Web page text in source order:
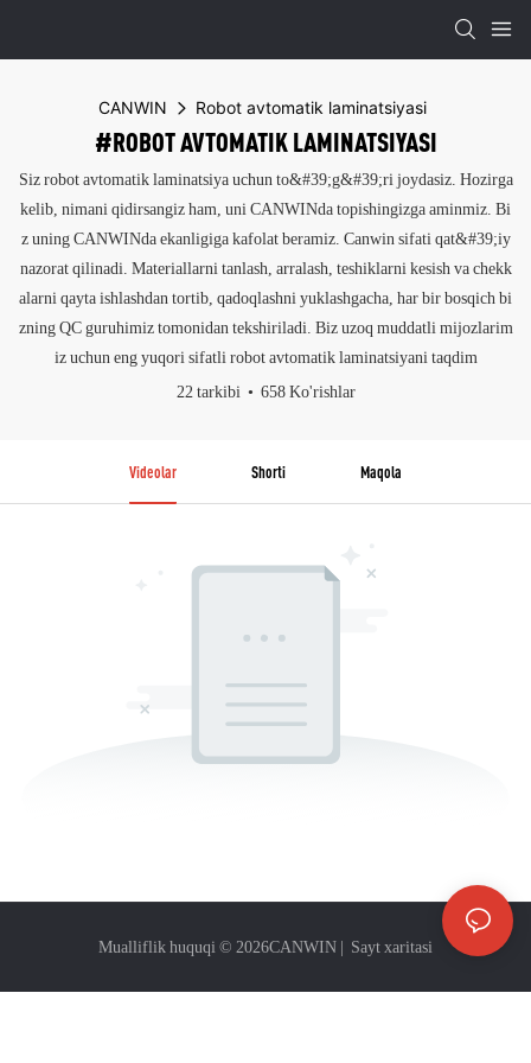
CANWIN Robot avtomatik laminatsiyasi
#ROBOT AVTOMATIK LAMINATSIYASI
Siz robot avtomatik laminatsiya uchun to&#39;g&#39;ri joydasiz. Hozirga
kelib, nimani qidirsangiz ham, uni CANWINda topishingizga aminmiz. Bi
z uning CANWINda ekanligiga kafolat beramiz. Canwin sifati qat&#39;iy
nazorat qilinadi. Materiallarni tanlash, arralash, teshiklarni kesish va chekk
alarni qayta ishlashdan tortib, qadoqlashni yuklashgacha, har bir bosqich bi
zning QC guruhimiz tomonidan tekshiriladi. Biz uzoq muddatli mijozlarim
iz uchun eng yuqori sifatli robot avtomatik laminatsiyani taqdim
22 tarkibi
658 Ko'rishlar
Videolar Shorti Maqola
Mualliflik huquqi © 2026CANWIN | Sayt xaritasi